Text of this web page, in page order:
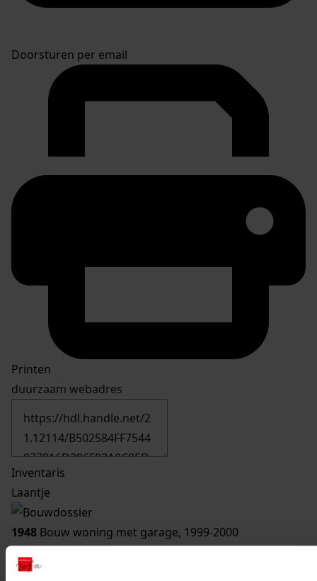
Doorsturen per email
Printen
duurzaam webadres
Inventaris
Laantje
1948 Bouw woning met garage, 1999-2000
Datering:
1999-2000